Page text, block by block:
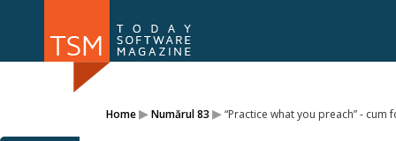
Home▸Numărul 83 ▸“Practice what you preach” - cum